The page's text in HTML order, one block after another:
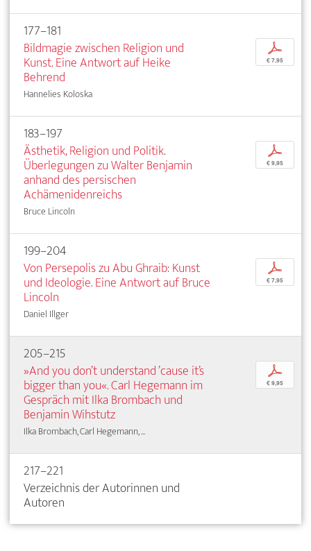
177–181
Bildmagie zwischen Religion und
Kunst. Eine Antwort auf Heike
Behrend
Hannelies Koloska
p
€ 7,95
183–197
Ästhetik, Religion und Politik.
Überlegungen zu Walter Benjamin
anhand des persischen
Achämenidenreichs
Bruce Lincoln
p
€ 9,95
199–204
Von Persepolis zu Abu Ghraib: Kunst
und Ideologie. Eine Antwort auf Bruce
Lincoln
Daniel Illger
p
€ 7,95
205–215
»And you don’t understand ’cause it’s
bigger than you«. Carl Hegemann im
Gespräch mit Ilka Brombach und
Benjamin Wihstutz
Ilka Brombach, Carl Hegemann, ...
p
€ 9,95
217–221
Verzeichnis der Autorinnen und
Autoren